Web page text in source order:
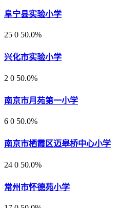
阜宁县实验小学
25 0 50.0%
兴化市实验小学
2 0 50.0%
南京市月苑第一小学
6 0 50.0%
南京市栖霞区迈皋桥中心小学
24 0 50.0%
常州市怀德苑小学